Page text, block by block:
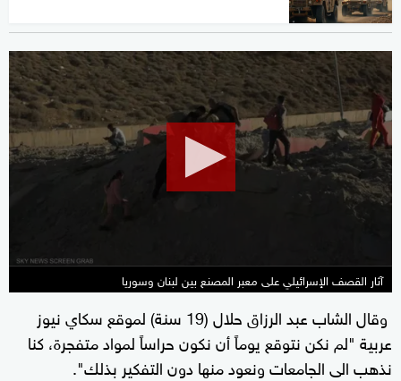
0
seconds
of
16
minutes,
آثار القصف الإسرائيلي على معبر المصنع بين لبنان وسوريا
وقال الشاب عبد الرزاق حلال (19 سنة) لموقع سكاي نيوز
عربية "لم نكن نتوقع يوماً أن نكون حراساً لمواد متفجرة، كنا
نذهب الى الجامعات ونعود منها دون التفكير بذلك".